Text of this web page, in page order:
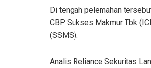
Di tengah pelemahan
CBP Sukses Makmur Tbk
(SSMS).
Analis Reliance Sekuritas